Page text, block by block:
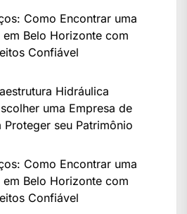
Como Encontrar uma
em Belo Horizonte com
Confiável
Hidráulica
uma Empresa de
seu Patrimônio
Como Encontrar uma
em Belo Horizonte com
Confiável